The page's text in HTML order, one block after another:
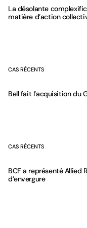
La désolante
matière d’action
CAS RÉCENTS
Bell fait l’acquisition du
CAS RÉCENTS
BCF a représenté Allied
d’envergure